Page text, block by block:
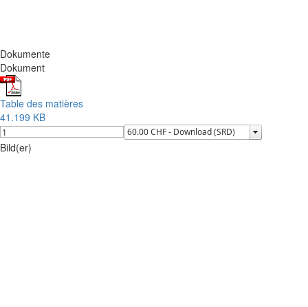
Dokumente
Dokument
Table des matières
41.199 KB
Bild(er)